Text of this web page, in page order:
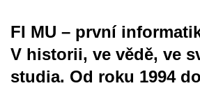
FI MU – první
V historii, ve vědě, ve
studia. Od roku 1994